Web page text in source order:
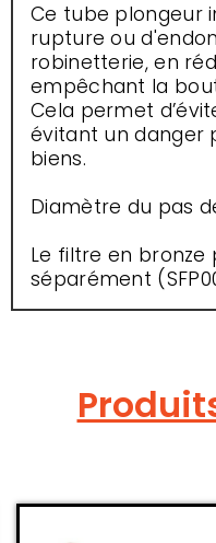
Ce tube plongeur
rupture ou
robinetterie, en
empêchant la
Cela permet
évitant un danger
biens.
Diamètre du pas
Le filtre en
séparément